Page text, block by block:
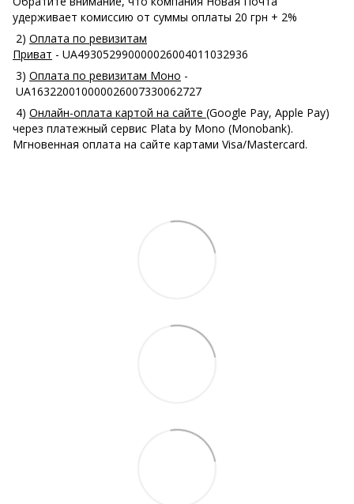
удерживает комиссию от суммы оплаты 20 грн + 2%
2) Оплата по ревизитам
Приват - UA493052990000026004011032936
3) Оплата по ревизитам Моно -
UA163220010000026007330062727
4) Онлайн-оплата картой на сайте (Google Pay, Apple Pay)
через платежный сервис Plata by Mono (Monobank).
Мгновенная оплата на сайте картами Visa/Mastercard.